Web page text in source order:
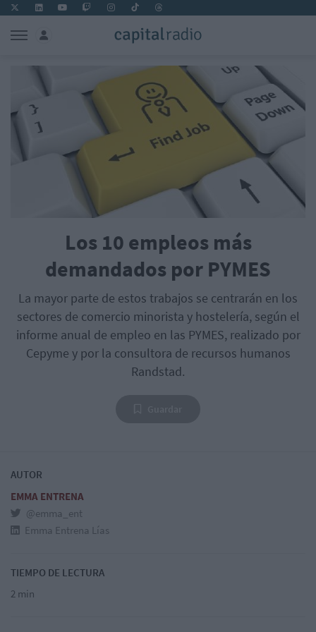
Los 10 empleos más
demandados por PYMES
La mayor parte de estos trabajos se centrarán en los
sectores de comercio minorista y hostelería, según el
informe anual de empleo en las PYMES, realizado por
Cepyme y por la consultora de recursos humanos
Randstad.
AUTOR
EMMA ENTRENA
@emma_ent
Emma Entrena Lías
TIEMPO DE LECTURA
2 min